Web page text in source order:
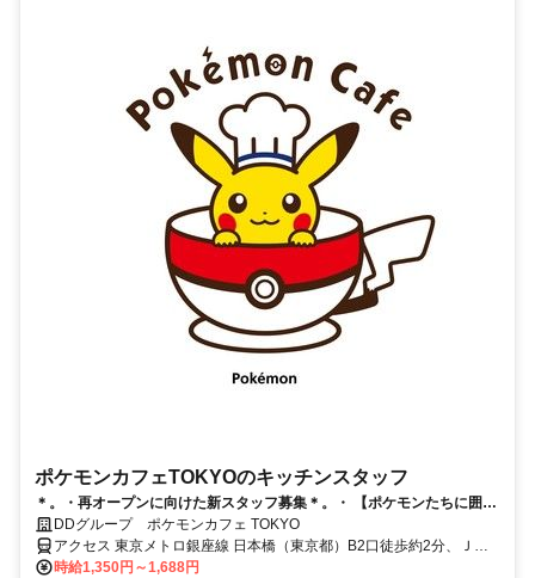
ポケモンカフェTOKYOのキッチンスタッフ
＊。・再オープンに向けた新スタッフ募集＊。・ 【ポケモンたちに囲ま
れたエンタメカフェ】 *。・ 最高の”ポケモン体験”を届けよう*。・
DDグループ ポケモンカフェ TOKYO
アクセス 東京メトロ銀座線 日本橋（東京都）B2口徒歩約2分、ＪＲ
京浜東北線 東京八重洲北口徒歩約7分、東京メトロ日比谷線 人形町
時給1,350円～1,688円